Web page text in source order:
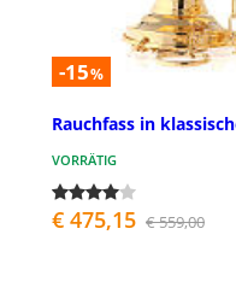
-15%
Rauchfass in
VORRÄTIG
€ 475,15 € 559,00